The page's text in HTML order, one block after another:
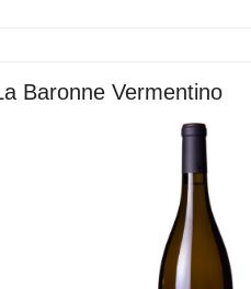
Baronne Vermentino